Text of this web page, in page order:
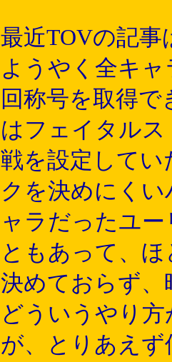
最近TOVの記
ようやく全キ
回称号を取得
はフェイタル
戦を設定して
クを決めにく
ャラだったユ
ともあって、
決めておらず
どういうやり
が、とりあえ